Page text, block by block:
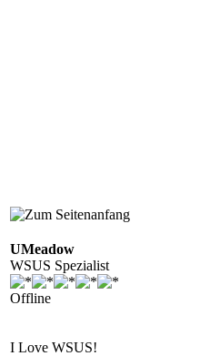
UMeadow
WSUS Spezialist
Offline
I Love WSUS!